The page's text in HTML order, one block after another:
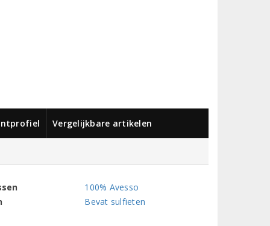
Vergelijkbare artikelen
100% Avesso
Bevat sulfieten